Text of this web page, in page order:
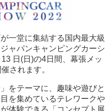
一堂に集結する国内最大級
ャパンキャンピングカーシ
日(日)の4日間、幕張メッ
されます。
をテーマに、趣味や遊びと
を集めているテレワークや